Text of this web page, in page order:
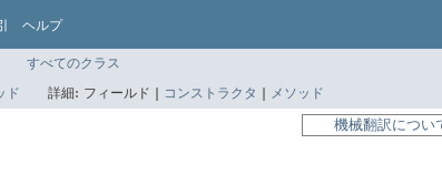
ヘルプ
すべてのクラス
ド 詳細: フィールド | コンストラクタ | メソッド
機械翻訳につい